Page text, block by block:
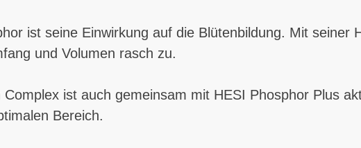
ist seine Einwirkung auf die Blütenbildung. Mit seiner
und Volumen rasch zu.
ist auch gemeinsam mit HESI Phosphor Plus
Bereich.